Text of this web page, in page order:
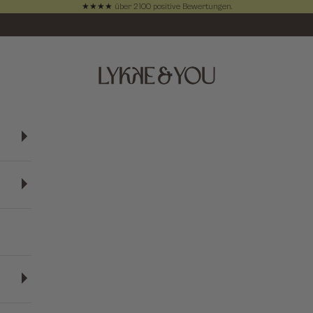
★★★★ über 2100 positive Bewertungen.